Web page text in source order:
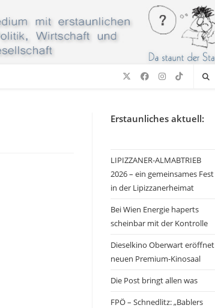
Erstaunliches aktuell:
LIPIZZANER-ALMABTRIEB
2026 – ein gemeinsames Fest
in der Lipizzanerheimat
Bei Wien Energie haperts
scheinbar mit der Kontrolle
Dieselkino Oberwart eröffnet
neuen Premium-Kinosaal
Die Post bringt allen was
FPÖ – Schnedlitz: „Bablers